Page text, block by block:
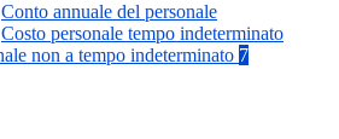
Conto annuale del personale
Costo personale tempo indeterminato
non a tempo indeterminato 7